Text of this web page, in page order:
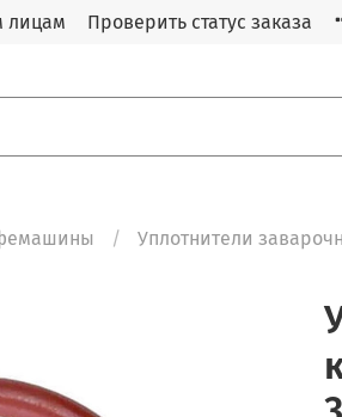
лицам Проверить статус заказа
Уплотнители